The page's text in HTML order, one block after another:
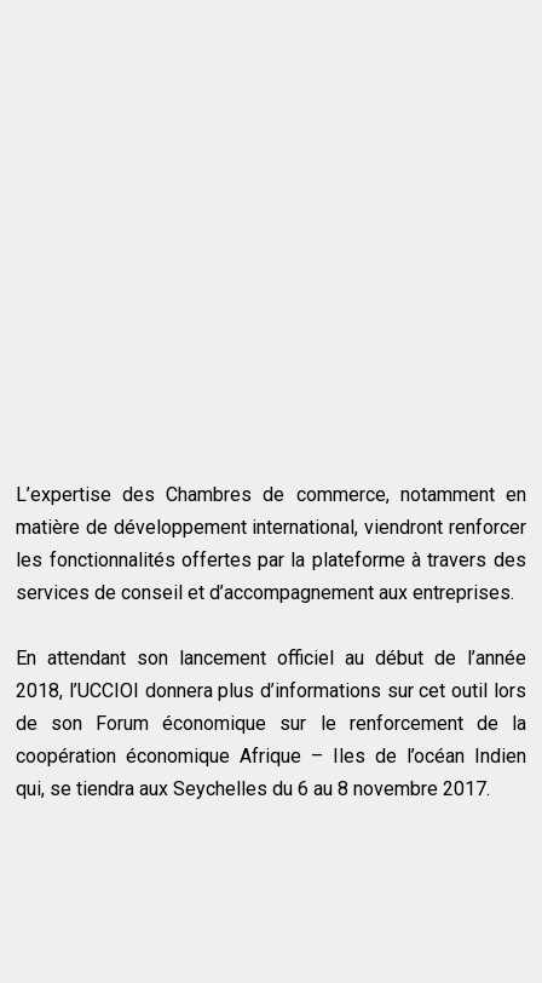
L’expertise des Chambres de commerce, notamment en
matière de développement international, viendront renforcer
les fonctionnalités offertes par la plateforme à travers des
services de conseil et d’accompagnement aux entreprises.
En attendant son lancement officiel au début de l’année
2018, l’UCCIOI donnera plus d’informations sur cet outil lors
de son Forum économique sur le renforcement de la
coopération économique Afrique – Iles de l’océan Indien
qui, se tiendra aux Seychelles du 6 au 8 novembre 2017.